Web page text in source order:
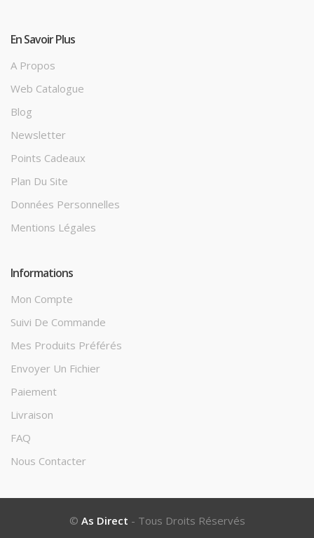
En Savoir Plus
A Propos
Web Catalogue
Blog
Newsletter
Points Cadeaux
Plan Du Site
Données Personnelles
Mentions Légales
Informations
Mon Compte
Suivi De Commande
Mes Produits Préférés
Envoyer Un Fichier
Paiement
Livraison
FAQ
Nous Contacter
© As Direct - Tous Droits Réservés